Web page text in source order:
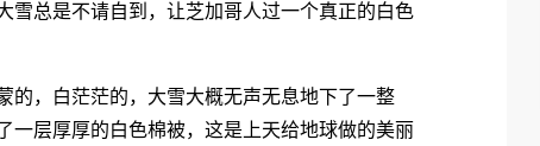
总是不请自到，让芝加哥人过一个真正的白色
，白茫茫的，大雪大概无声无息地下了一整
一层厚厚的白色棉被，这是上天给地球做的美丽